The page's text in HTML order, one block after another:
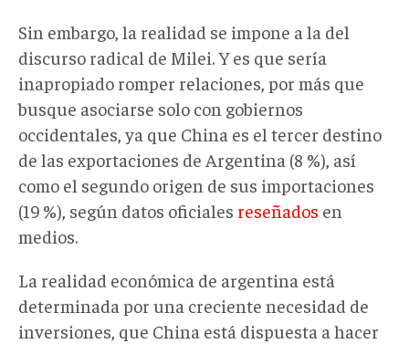
Sin embargo, la realidad se impone a la del
discurso radical de Milei. Y es que sería
inapropiado romper relaciones, por más que
busque asociarse solo con gobiernos
occidentales, ya que China es el tercer destino
de las exportaciones de Argentina (8 %), así
como el segundo origen de sus importaciones
(19 %), según datos oficiales reseñados en
medios.
La realidad económica de argentina está
determinada por una creciente necesidad de
inversiones, que China está dispuesta a hacer